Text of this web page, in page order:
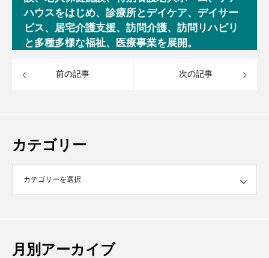
ハウスをはじめ、診療所とデイケア、デイサー
ビス、居宅介護支援、訪問介護、訪問リハビリ
と多種多様な福祉、医療事業を展開。
前の記事 次の記事
カテゴリー
月別アーカイブ